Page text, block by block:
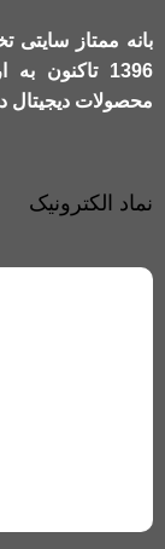
1396
محصولات دیجیتال
نماد الکترونیک